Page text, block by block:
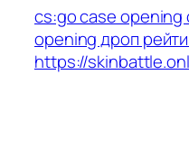
cs:go case opening
opening дроп
https://